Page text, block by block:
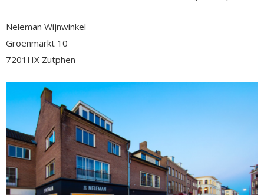
Neleman Wijnwinkel
Groenmarkt 10
7201HX Zutphen